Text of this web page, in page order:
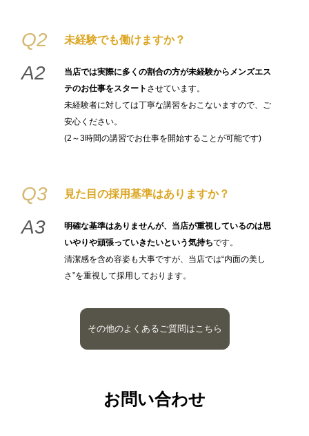
Q2 未経験でも働けますか？
A2
当店では実際に多くの割合の方が未経験からメンズエス
テのお仕事をスタート させています。
未経験者に対しては丁寧な講習をおこないますので、ご
安心ください。
(2～3時間の講習でお仕事を開始することが可能です)
Q3 見た目の採用基準はありますか？
A3
明確な基準はありませんが、当店が重視しているのは思
いやりや頑張っていきたいという気持ちです。
清潔感を含め容姿も大事ですが、当店では“内面の美し
さ”を重視して採用しております。
その他のよくあるご質問はこちら
お問い合わせ